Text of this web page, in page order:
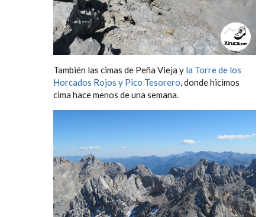
También las cimas de Peña Vieja y la Torre de los
Horcados Rojos y Pico Tesorero, donde hicimos
cima hace menos de una semana.